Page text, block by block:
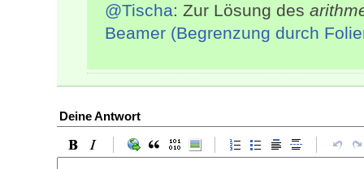
@Tischa: Zur Lösung des
Beamer (Begrenzung durch
Deine Antwort